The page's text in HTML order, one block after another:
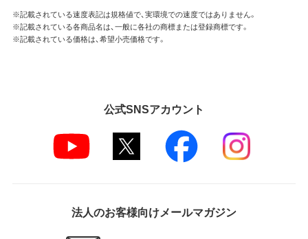
※記載されている速度表記は規格値で、実環境での速度ではありません。
※記載されている各商品名は、一般に各社の商標または登録商標です。
※記載されている価格は、希望小売価格です。
公式SNSアカウント
法人のお客様向けメールマガジン